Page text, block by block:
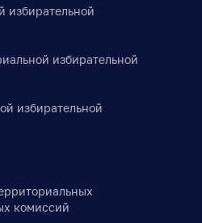
избирательной
избирательной
избирательной
комиссий